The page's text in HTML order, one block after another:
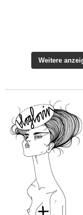
Weitere